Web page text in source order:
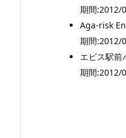
期間:2012/
Aga-risk
期間:2012/
エビス駅前
期間:2012/